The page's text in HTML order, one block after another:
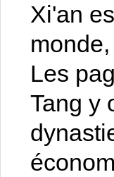
Xi'an
Les
Tang y